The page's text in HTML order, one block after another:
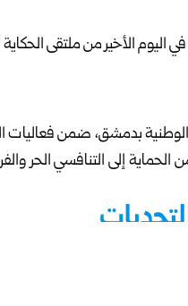
بدمشق، ضمن فعاليات
الحماية إلى التنافسي الحر